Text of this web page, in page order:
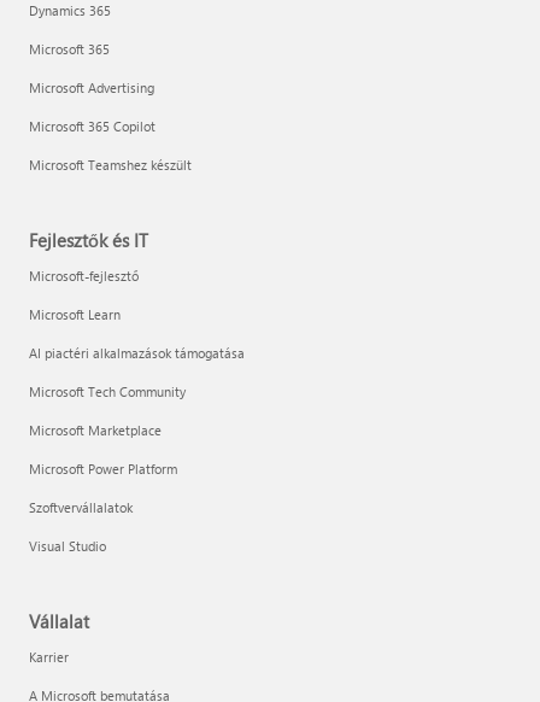
Dynamics 365
Microsoft 365
Microsoft Advertising
Microsoft 365 Copilot
Microsoft Teamshez készült
Fejlesztők és IT
Microsoft-fejlesztő
Microsoft Learn
AI piactéri alkalmazások támogatása
Microsoft Tech Community
Microsoft Marketplace
Microsoft Power Platform
Szoftvervállalatok
Visual Studio
Vállalat
Karrier
A Microsoft bemutatása